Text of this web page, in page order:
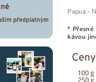
Papua -
*
kávou